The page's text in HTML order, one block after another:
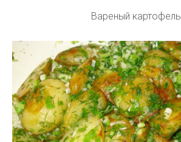
Вареный картофель